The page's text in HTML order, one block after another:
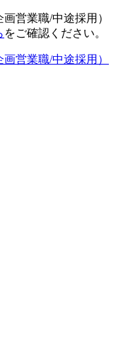
営業職/中途採用）
をご確認ください。
営業職/中途採用）